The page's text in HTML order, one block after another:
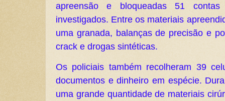
apreensão e bloqueadas 51 contas
investigados. Entre os materiais
uma granada, balanças de precisão e
crack e drogas sintéticas.
Os policiais também recolheram 39
documentos e dinheiro em espécie.
uma grande quantidade de materiais